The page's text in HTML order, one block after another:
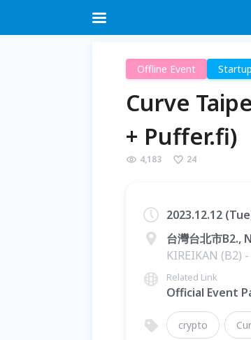
Offline Event Startup
Curve
+ Puffer.fi)
4,183 24
2023.12.12
台灣台北市B2.,
KIREIKAN (B2)
Related Link
Official Event
crypto